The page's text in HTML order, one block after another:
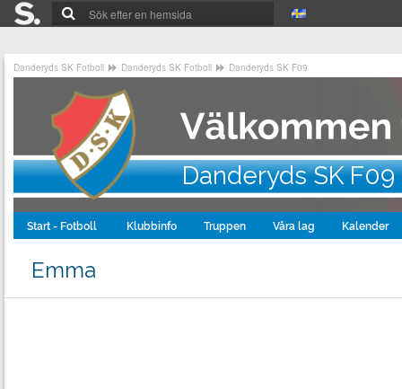
Danderyds SK Fotboll Danderyds SK Fotboll Danderyds SK F09
Danderyds SK F09
Start - Fotboll Klubbinfo Truppen Våra lag Kalender
Emma